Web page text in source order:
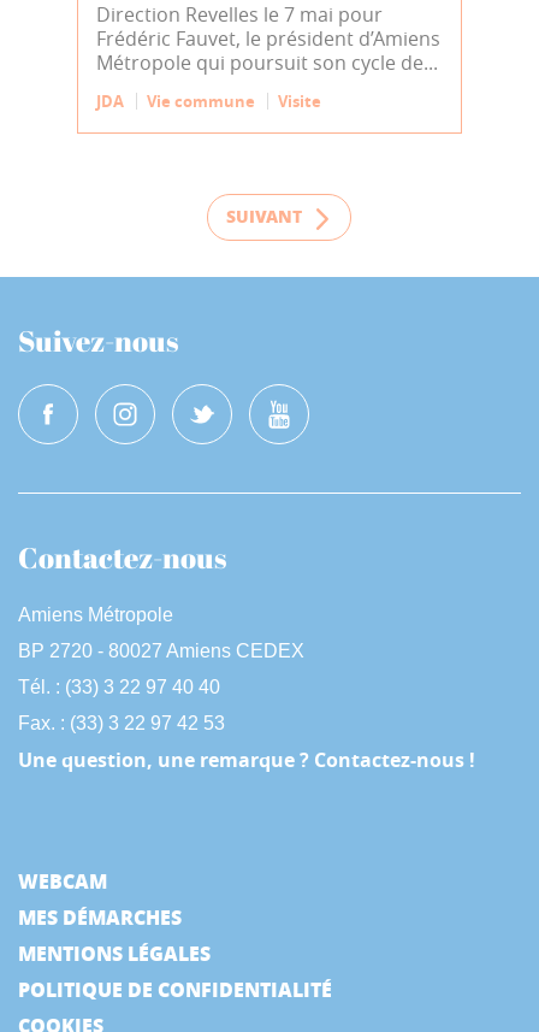
Direction Revelles le 7 mai pour
Frédéric Fauvet, le président d’Amiens
Métropole qui poursuit son cycle de...
JDA Vie commune Visite
SUIVANT
Suivez-nous
Contactez-nous
Amiens Métropole
BP 2720 - 80027 Amiens CEDEX
Tél. : (33) 3 22 97 40 40
Fax. : (33) 3 22 97 42 53
Une question, une remarque ? Contactez-nous !
WEBCAM
MES DÉMARCHES
MENTIONS LÉGALES
POLITIQUE DE CONFIDENTIALITÉ
COOKIES